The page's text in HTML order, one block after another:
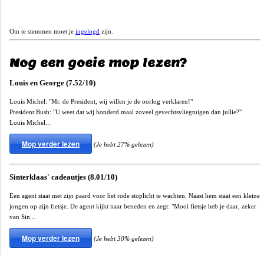
Om te stemmen moet je ingelogd zijn.
Nog een goeie mop lezen?
Louis en George (7.52/10)
Louis Michel: "Mr. de President, wij willen je de oorlog verklaren!"
President Bush: "U weet dat wij honderd maal zoveel gevechtsvliegtuigen dan jullie?"
Louis Michel...
Mop verder lezen (Je hebt 27% gelezen)
Sinterklaas' cadeautjes (8.01/10)
Een agent staat met zijn paard voor het rode stoplicht te wachten. Naast hem staat een kleine
jongen op zijn fietsje. De agent kijkt naar beneden en zegt: "Mooi fietsje heb je daar, zeker
van Sin...
Mop verder lezen (Je hebt 30% gelezen)